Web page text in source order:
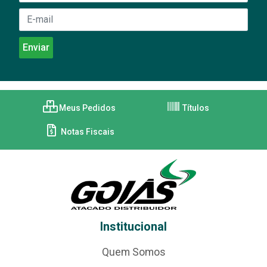
Meus Pedidos Títulos
Notas Fiscais
Institucional
Quem Somos